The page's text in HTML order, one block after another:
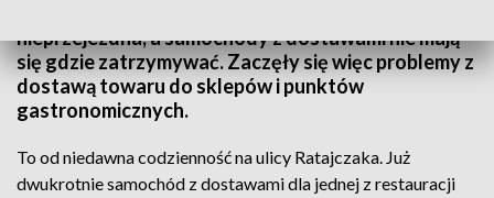
nieprzejezdna, a samochody z dostawami nie mają
się gdzie zatrzymywać. Zaczęły się więc problemy z
dostawą towaru do sklepów i punktów
gastronomicznych.
To od niedawna codzienność na ulicy Ratajczaka. Już
dwukrotnie samochód z dostawami dla jednej z restauracji